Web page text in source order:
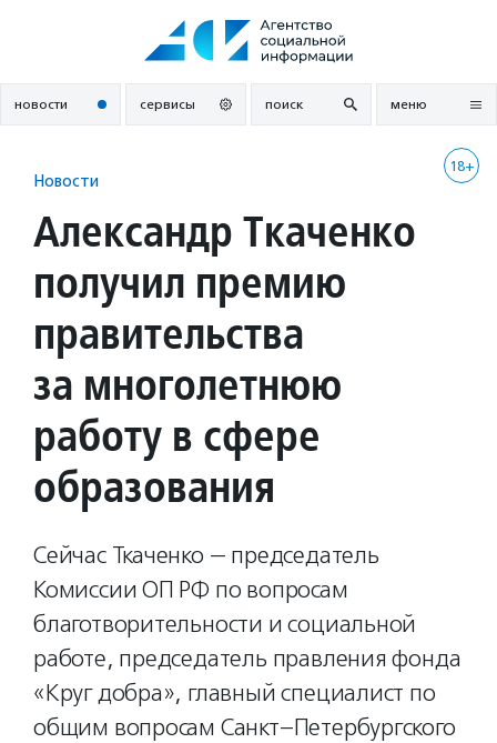
новости сервисы поиск меню
18+
Новости
Александр Ткаченко
получил премию
правительства
за многолетнюю
работу в сфере
образования
Сейчас Ткаченко — председатель
Комиссии ОП РФ по вопросам
благотворительности и социальной
работе, председатель правления фонда
«Круг добра», главный специалист по
общим вопросам Санкт–Петербургского